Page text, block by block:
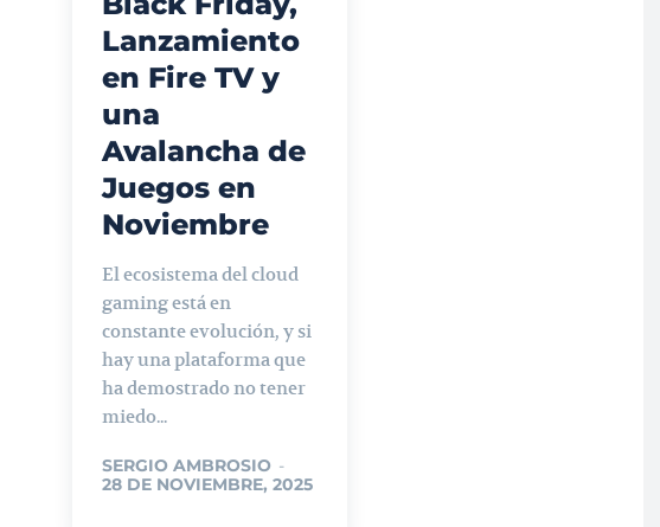
Lanzamiento
en Fire TV y
una
Avalancha de
Juegos en
Noviembre
El ecosistema del cloud
gaming está en
constante evolución, y si
hay una plataforma que
ha demostrado no tener
miedo...
SERGIO AMBROSIO -
28 DE NOVIEMBRE, 2025